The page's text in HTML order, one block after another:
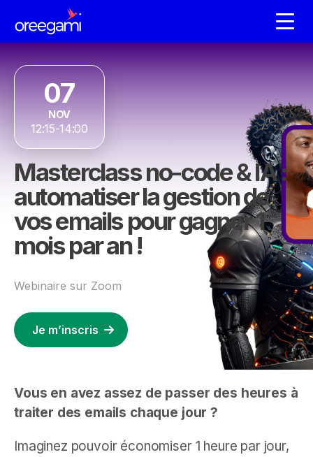
07
NOV
12:15-14:00
Masterclass no-code & IA :
automatiser la gestion de
vos emails pour gagner 1
mois par an !
Webinaire sur Zoom
Je m’inscris
Vous en avez assez de passer des heures à
traiter des emails chaque jour ?
Imaginez pouvoir économiser 1 heure par jour,